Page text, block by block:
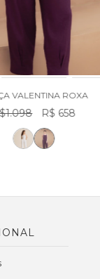
VALENTINA ROXA
R$ 658